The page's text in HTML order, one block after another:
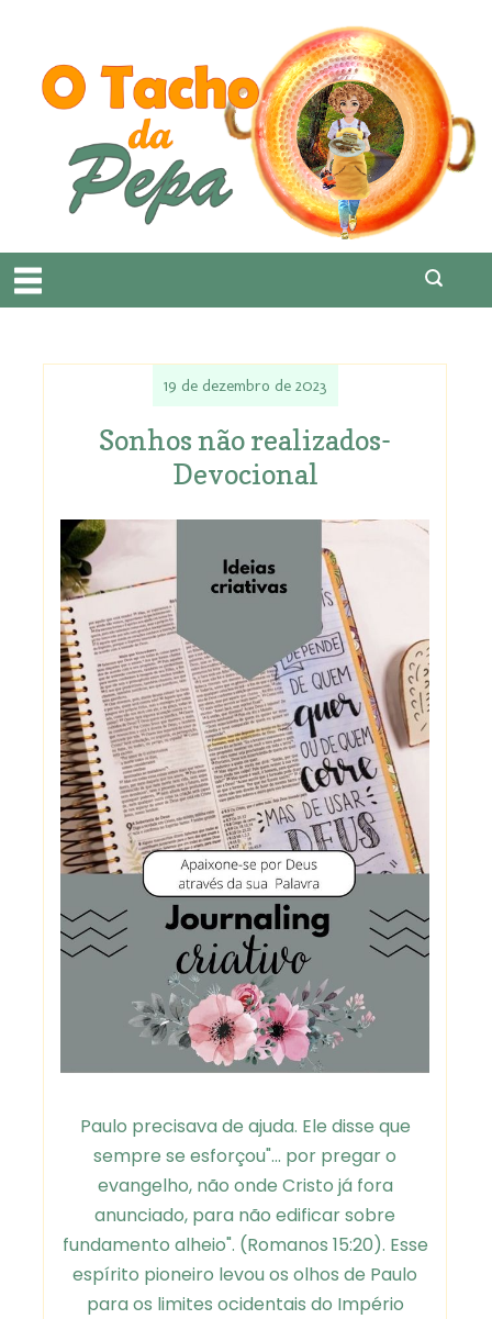
19 de dezembro de 2023
Sonhos não realizados-
Devocional
Paulo precisava de ajuda. Ele disse que
sempre se esforçou"... por pregar o
evangelho, não onde Cristo já fora
anunciado, para não edificar sobre
fundamento alheio". (Romanos 15:20). Esse
espírito pioneiro levou os olhos de Paulo
para os limites ocidentais do Império